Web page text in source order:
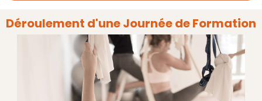
Déroulement d'une Journée de Formation